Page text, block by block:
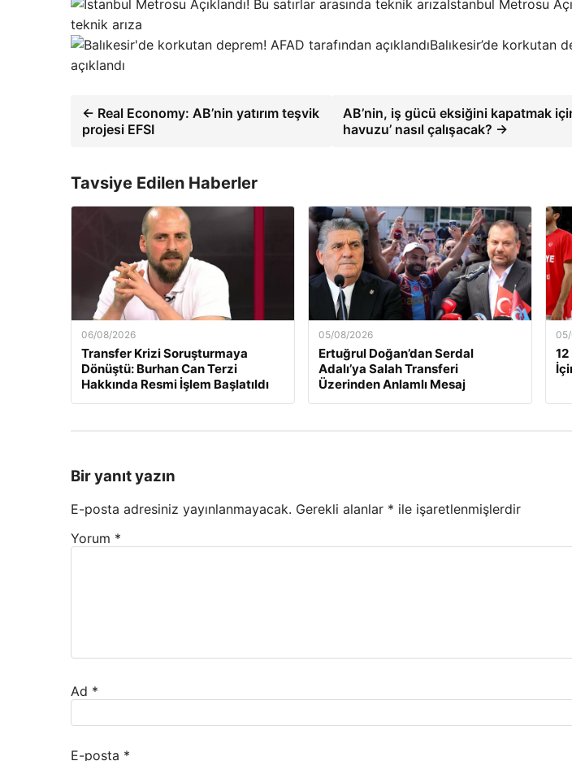
İstanbul Metrosu
teknik arıza
Balıkesir’de korkutan
açıklandı
← Real Economy: AB’nin yatırım teşvik
projesi EFSI
AB’nin, iş gücü eksiğini kapatmak
havuzu’ nasıl çalışacak? →
Tavsiye Edilen Haberler
06/08/2026
Transfer Krizi Soruşturmaya
Dönüştü: Burhan Can Terzi
Hakkında Resmi İşlem Başlatıldı
05/08/2026
Ertuğrul Doğan’dan Serdal
Adalı’ya Salah Transferi
Üzerinden Anlamlı Mesaj
Bir yanıt yazın
E-posta adresiniz yayınlanmayacak. Gerekli alanlar * ile işaretlenmişlerdir
Yorum *
Ad *
E-posta *